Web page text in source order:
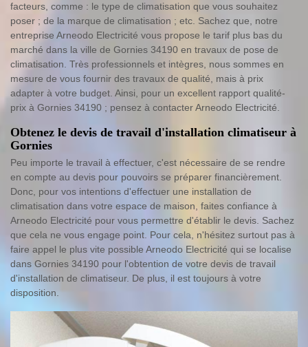
facteurs, comme : le type de climatisation que vous souhaitez
poser ; de la marque de climatisation ; etc. Sachez que, notre
entreprise Arneodo Electricité vous propose le tarif plus bas du
marché dans la ville de Gornies 34190 en travaux de pose de
climatisation. Très professionnels et intègres, nous sommes en
mesure de vous fournir des travaux de qualité, mais à prix
adapter à votre budget. Ainsi, pour un excellent rapport qualité-
prix à Gornies 34190 ; pensez à contacter Arneodo Electricité.
Obtenez le devis de travail d'installation climatiseur à
Gornies
Peu importe le travail à effectuer, c'est nécessaire de se rendre
en compte au devis pour pouvoirs se préparer financièrement.
Donc, pour vos intentions d'effectuer une installation de
climatisation dans votre espace de maison, faites confiance à
Arneodo Electricité pour vous permettre d'établir le devis. Sachez
que cela ne vous engage point. Pour cela, n'hésitez surtout pas à
faire appel le plus vite possible Arneodo Electricité qui se localise
dans Gornies 34190 pour l'obtention de votre devis de travail
d'installation de climatiseur. De plus, il est toujours à votre
disposition.